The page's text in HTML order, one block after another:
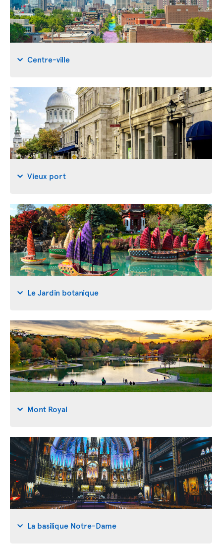
Centre-ville
Vieux port
Le Jardin botanique
Mont Royal
La basilique Notre-Dame